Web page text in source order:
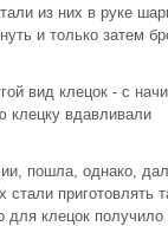
из них в руке
и только затем
вид клецок - с
клецку вдавливали
пошла, однако,
стали приготовлять
для клецок получило